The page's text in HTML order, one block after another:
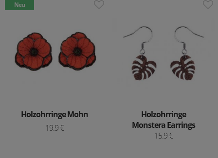
Neu
Holzohrringe Mohn
19.9 €
Holzohrringe
Monstera Earrings
15.9 €